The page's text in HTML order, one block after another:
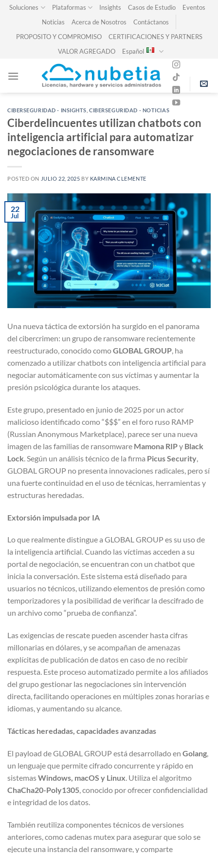
SkipSoluciones Plataformas Insights Casos de Estudio
Eventos
Noticias
Acerca de Nosotros
Contáctanos
PROPOSITO Y COMPROMISO
CERTIFICACIONES Y PARTNERS
VALOR AGREGADO
Español
CIBERSEGURIDAD - INSIGHTS ,CIBERSEGURIDAD - NOTICIAS
Ciberdelincuentes utilizan chatbots con
inteligencia artificial para automatizar
negociaciones de ransomware
POSTED ON JULIO 22, 2025 BY KARMINA CLEMENTE
22
Jul
Una nueva táctica de extorsión ha surgido en el panorama
del cibercrimen: un grupo de ransomware recientemente
reestructurado, conocido comoGLOBAL GROUP, ha
comenzado a utilizar chatbots con inteligencia artificial para
negociar automáticamente con sus víctimas y aumentar la
presión psicológica durante los ataques.
Este grupo, presentado en junio de 2025 por un actor
malicioso identificado como “$$$” en el foro ruso RAMP
(Russian Anonymous Marketplace), parece ser una nueva
imagen de las familias de ransomware Mamona RIPy Black
Lock. Según un análisis técnico de la firma Picus Security,
GLOBAL GROUP no presenta innovaciones radicales, pero sí
una fuerte continuidad en el uso de técnicas, herramientas y
estructuras heredadas.
Extorsión impulsada por IA
Lo que realmente distingue a GLOBAL GROUP es su uso de
la inteligencia artificial. Cuando las víctimas acceden a su
portal de negociación, se encuentran con un chatbot que
inicia la conversación. Este sistema está diseñado para
usuarios no técnicos, utilizando elementos de presión como
temporizadores y la posibilidad de verificar la descifrado de
un archivo como “prueba de confianza”.
Las exigencias de rescate pueden ascender hasta cifras
millonarias en dólares, y se acompañan de amenazas
explícitas de publicación de datos en caso de no recibir
respuesta. Este proceso automatizado permite a los afiliados
del grupo gestionar las negociaciones sin intervención
directa, facilitando operaciones en múltiples zonas horarias e
idiomas, y aumentando su alcance.
Tácticas heredadas, capacidades avanzadas
El payload de GLOBAL GROUP está desarrollado en Golang,
un lenguaje que permite cifrado concurrente y rápido en
sistemasWindows, macOS y Linux. Utiliza el algoritmo
ChaCha20-Poly1305, conocido por ofrecer confidencialidad
e integridad de los datos.
También reutiliza componentes técnicos de versiones
anteriores, como cadenas mutex para asegurar que solo se
ejecute una instancia del ransomware, y comparte